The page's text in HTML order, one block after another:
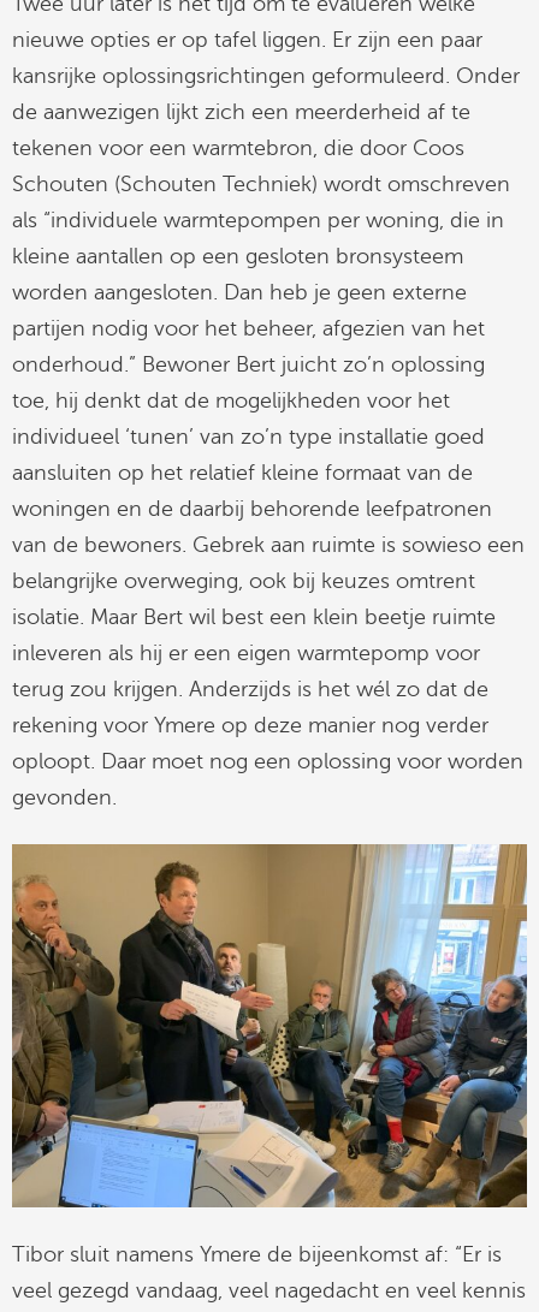
nieuwe opties er op tafel liggen. Er zijn een paar
kansrijke oplossingsrichtingen geformuleerd. Onder
de aanwezigen lijkt zich een meerderheid af te
tekenen voor een warmtebron, die door Coos
Schouten (Schouten Techniek) wordt omschreven
als “individuele warmtepompen per woning, die in
kleine aantallen op een gesloten bronsysteem
worden aangesloten. Dan heb je geen externe
partijen nodig voor het beheer, afgezien van het
onderhoud.” Bewoner Bert juicht zo’n oplossing
toe, hij denkt dat de mogelijkheden voor het
individueel ‘tunen’ van zo’n type installatie goed
aansluiten op het relatief kleine formaat van de
woningen en de daarbij behorende leefpatronen
van de bewoners. Gebrek aan ruimte is sowieso een
belangrijke overweging, ook bij keuzes omtrent
isolatie. Maar Bert wil best een klein beetje ruimte
inleveren als hij er een eigen warmtepomp voor
terug zou krijgen. Anderzijds is het wél zo dat de
rekening voor Ymere op deze manier nog verder
oploopt. Daar moet nog een oplossing voor worden
gevonden.
Tibor sluit namens Ymere de bijeenkomst af: “Er is
veel gezegd vandaag, veel nagedacht en veel kennis